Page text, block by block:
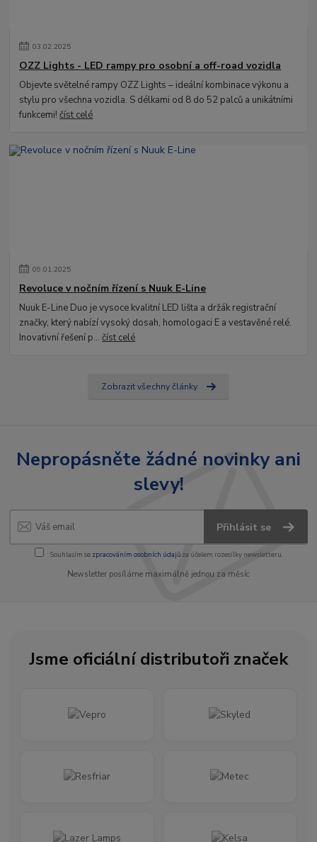
03.02.2025
OZZ Lights - LED rampy pro osobní a off-road vozidla
Objevte světelné rampy OZZ Lights – ideální kombinace výkonu a
stylu pro všechna vozidla. S délkami od 8 do 52 palců a unikátními
funkcemi!číst celé
09.01.2025
Revoluce v nočním řízení s Nuuk E-Line
Nuuk E-Line Duo je vysoce kvalitní LED lišta a držák registrační
značky, který nabízí vysoký dosah, homologaci E a vestavěné relé.
Inovativní řešení p...číst celé
Zobrazit všechny články
Nepropásněte žádné novinky ani
slevy!
Přihlásit se
Souhlasím se zpracováním osobních údajůza účelem rozesílky newsletteru.
Newsletter posíláme maximálně jednou za měsíc
Jsme oficiální distributoři značek